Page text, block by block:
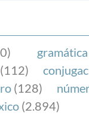
por la
objetivo es
de
gramática
(112)
(128)
(2.894)